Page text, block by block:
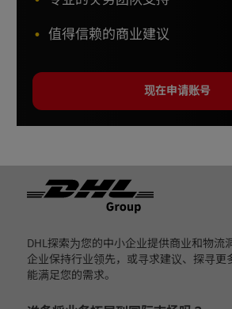
值得信赖的商业建议
现在申请账号
DHL探索为您的中小企业提供商业和物流
企业保持行业领先，或寻求建议、探寻更
能满足您的需求。